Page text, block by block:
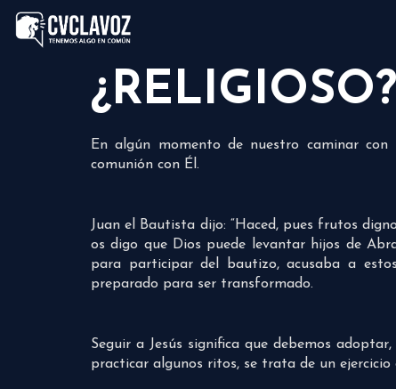
¿RELIGIOSO?
En algún momento de nuestro caminar con
comunión con Él.
Juan el Bautista dijo: “Haced, pues frutos
os digo que Dios puede levantar hijos de
para participar del bautizo, acusaba a
preparado para ser transformado.
Seguir a Jesús significa que debemos
practicar algunos ritos, se trata de un